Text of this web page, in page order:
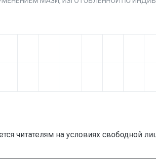
читателям на условиях свободной